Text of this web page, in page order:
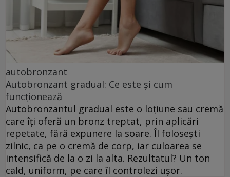
autobronzant
Autobronzant gradual: Ce este și cum
funcționează
Autobronzantul gradual este o loțiune sau cremă
care îți oferă un bronz treptat, prin aplicări
repetate, fără expunere la soare. Îl folosești
zilnic, ca pe o cremă de corp, iar culoarea se
intensifică de la o zi la alta. Rezultatul? Un ton
cald, uniform, pe care îl controlezi ușor.